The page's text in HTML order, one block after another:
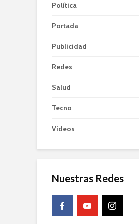
Política
Portada
Publicidad
Redes
Salud
Tecno
Videos
Nuestras Redes